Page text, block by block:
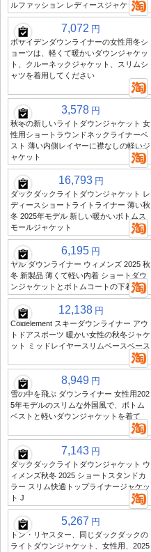
ルファッション レディースジャケット
7,072 円
ボサイデンダウンライナーの女性用冬シ
ョーツは、軽くて暖かいダウンジャケッ
ト、クルーネックジャケット、スリムシ
ャツを着用してください
3,578 円
秋冬の新しいライトダウンジャケット 女
性用ショートラウンドネックライナーベ
スト 薄い内側レイヤーに襟なしの軽いジ
ャケット
16,793 円
ダックダックライトダウンジャケット レ
ディースショートライトライナー 薄い秋
冬 2025年モデル 新しい暖かいボトムス
モールジャケット
6,195 円
ヤル ダウンライナー ウィメンズ 2025 秋
冬 新製品 薄くて軽い内着 ショートダウ
ンジャケットとボトムコートの下着
12,138 円
Coldelement スキーダウンライナー アウ
トドアスポーツ 暖かい女性の秋冬ジャケ
ット ミッドレイヤースリムベースベース
8,949 円
雪の中を飛ぶ ダウンライナー 女性用202
5年モデルのスリムな外国風で、ボトム
ベストと軽いダウンジャケットを着て
7,143 円
ダックダックライトダウンジャケット ウ
ィメンズ秋冬 2025 ショートスタンドカ
ラー スリム快適トップライナージャケッ
ト J
5,267 円
トン・リヤスター、同じダックダックの
ライトダウンジャケット、女性用、2025